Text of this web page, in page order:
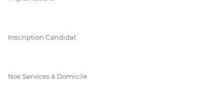
Inscription Candidat
Nos Services à Domicile